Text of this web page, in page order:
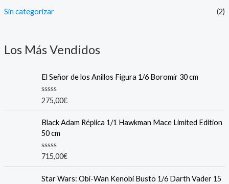
Sin categorizar (2)
Los Más Vendidos
El Señor de los Anillos Figura 1/6 Boromir 30 cm
R
e
0
o
u
t
5
275,00€
Black Adam Réplica 1/1 Hawkman Mace Limited Edition
50 cm
R
e
715,00€
Star Wars: Obi-Wan Kenobi Busto 1/6 Darth Vader 15